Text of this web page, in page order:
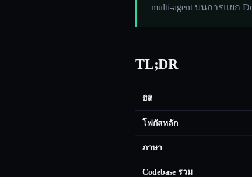
multi-agent บนการแยก
TL;DR
มิติ
โฟกัสหลัก
ภาษา
Codebase รวม